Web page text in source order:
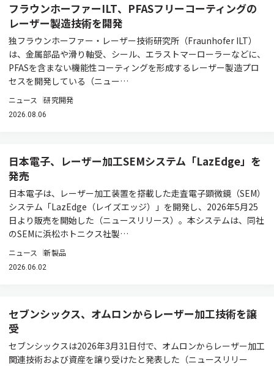
フラウンホーファーILT、PFASフリーコーティングの
レーザー製造技術を開発
独フラウンホーファー・レーザー技術研究所（Fraunhofer ILT）
は、金属部品や滑り軸受、シール、エラストマーローラーなどに、
PFASを含まない機能性コーティングを形成するレーザー製造プロ
セスを開発している（ニュー…
ニュース 研究開発
2026.08.06
日本電子、レーザー加工SEMシステム「LazEdge」を
発売
日本電子は、レーザー加工装置を搭載した走査電子顕微鏡（SEM）
システム「LazEdge（レイズエッジ）」を開発し、2026年5月25
日より販売を開始した（ニュースリリース）。本システムは、同社
のSEMに浜松ホトニクス社製…
ニュース 新製品
2026.06.02
セブンシックス、オムロンからレーザー加工技術を譲
受
セブンシックスは2026年3月31日付で、オムロンからレーザー加工
関連技術および資産を譲り受けたと発表した（ニュースリリー